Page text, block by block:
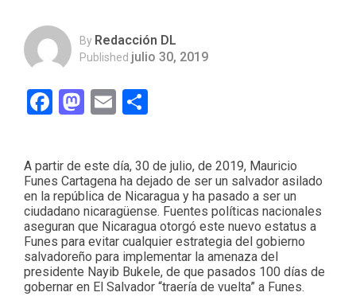
By Redacción DL
Published julio 30, 2019
Facebook
Mastodon
Email
A partir de este día, 30 de julio, de 2019, Mauricio
Funes Cartagena ha dejado de ser un salvador asilado
en la república de Nicaragua y ha pasado a ser un
ciudadano nicaragüense. Fuentes políticas nacionales
aseguran que Nicaragua otorgó este nuevo estatus a
Funes para evitar cualquier estrategia del gobierno
salvadoreño para implementar la amenaza del
presidente Nayib Bukele, de que pasados 100 días de
gobernar en El Salvador “traería de vuelta” a Funes.